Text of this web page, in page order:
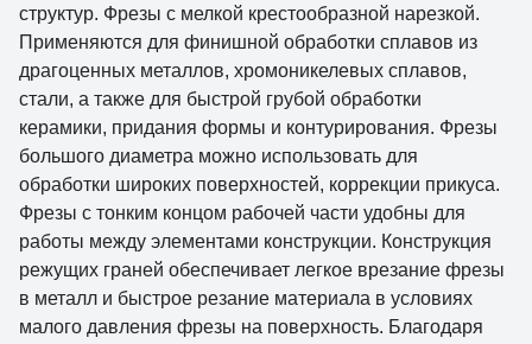
структур. Фрезы с мелкой крестообразной нарезкой.
Применяются для финишной обработки сплавов из
драгоценных металлов, хромоникелевых сплавов,
стали, а также для быстрой грубой обработки
керамики, придания формы и контурирования. Фрезы
большого диаметра можно использовать для
обработки широких поверхностей, коррекции прикуса.
Фрезы с тонким концом рабочей части удобны для
работы между элементами конструкции. Конструкция
режущих граней обеспечивает легкое врезание фрезы
в металл и быстрое резание материала в условиях
малого давления фрезы на поверхность. Благодаря